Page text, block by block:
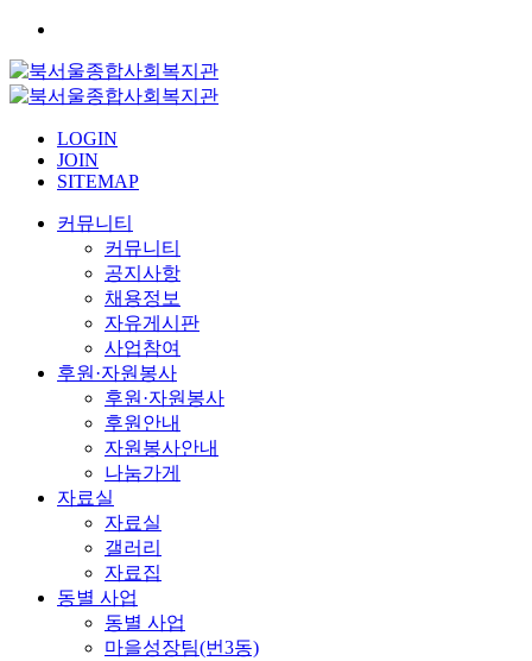
LOGIN
JOIN
SITEMAP
커뮤니티
커뮤니티
공지사항
채용정보
자유게시판
사업참여
후원·자원봉사
후원·자원봉사
후원안내
자원봉사안내
나눔가게
자료실
자료실
갤러리
자료집
동별 사업
동별 사업
마을성장팀(번3동)